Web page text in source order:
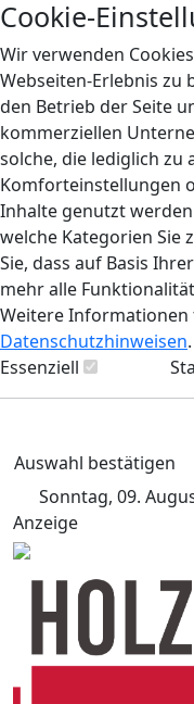
Cookie-
Wir verwenden
Webseiten-Erlebnis zu
den Betrieb der Seite
kommerziellen
solche, die lediglich zu
Komforteinstellungen
Inhalte genutzt
welche Kategorien Sie
Sie, dass auf Basis
mehr alle
Weitere Informationen
Datenschutzhinweisen.
Essenziell
Auswahl bestätigen
Sonntag, 09.
Anzeige